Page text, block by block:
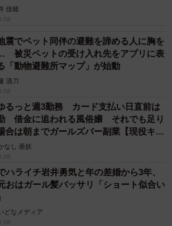
佳穂
震でペット同伴の避難を諦める人に胸を
被災ペットの受け入れ先をアプリに表
「動物避難所マップ」が始動
清刀
るっと週3勤務 カード支払い日直前は
借金に追われる風俗嬢 それでも足り
合は朝までガールズバー副業【現役キャ
取材】
なし 亜妖
ハライチ岩井勇気と年の差婚から3年、
おはガール髪バッサリ「ショート似合い
どなメディア